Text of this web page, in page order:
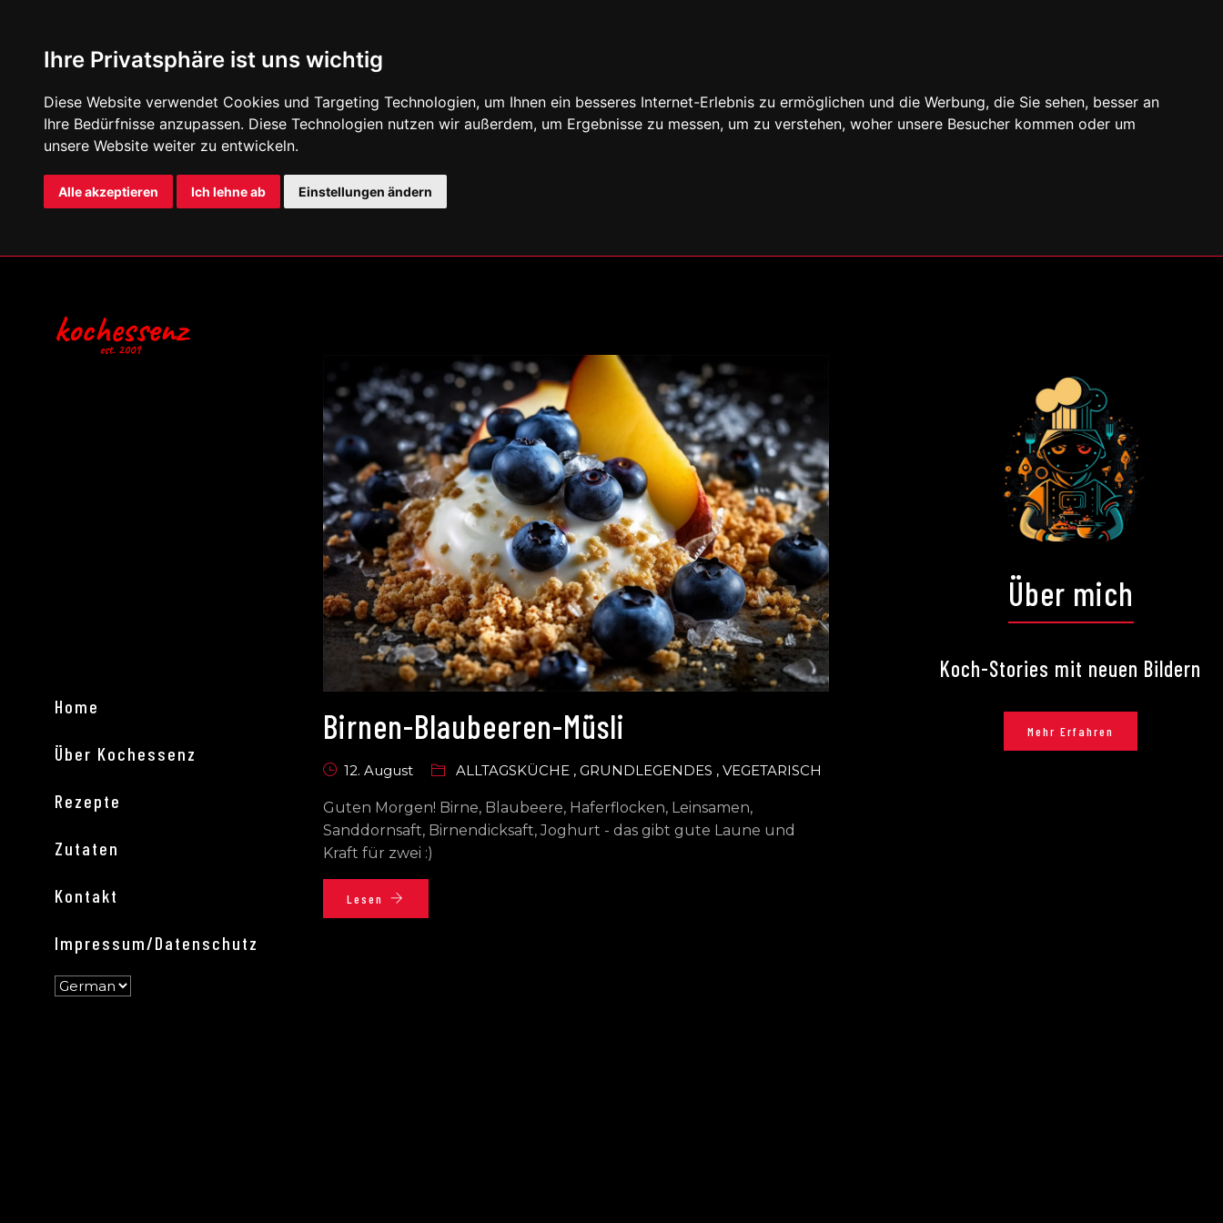
Ihre Privatsphäre ist uns wichtig
Diese Website verwendet Cookies und Targeting Technologien, um Ihnen ein besseres Internet-Erlebnis zu ermöglichen und die Werbung, die Sie sehen, besser an
Ihre Bedürfnisse anzupassen. Diese Technologien nutzen wir außerdem, um Ergebnisse zu messen, um zu verstehen, woher unsere Besucher kommen oder um
unsere Website weiter zu entwickeln.
Alle akzeptieren Ich lehne ab Einstellungen ändern
Home
Über Kochessenz
Rezepte
Zutaten
Kontakt
Impressum/Datenschutz
Birnen-Blaubeeren-Müsli
12. August ALLTAGSKÜCHE , GRUNDLEGENDES , VEGETARISCH
Guten Morgen! Birne, Blaubeere, Haferflocken, Leinsamen,
Sanddornsaft, Birnendicksaft, Joghurt - das gibt gute Laune und
Kraft für zwei :)
Lesen
Über mich
Koch-Stories mit neuen Bildern
Mehr Erfahren